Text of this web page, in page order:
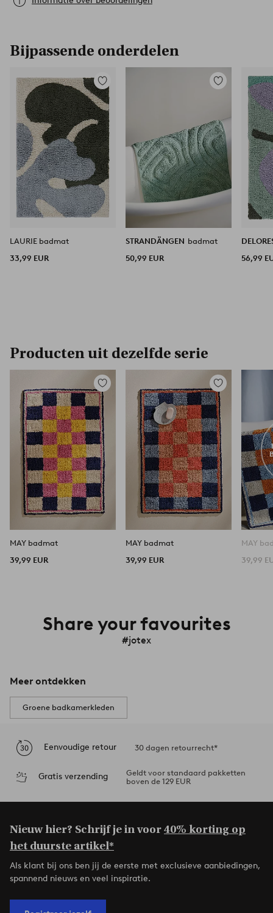
Bijpassende onderdelen
Toevoegen
aan
favorieten
LAURIE badmat
33,99 EUR
Toevoegen
favorieten
STRANDÄNGEN badmat
50,99 EUR
56,99
Producten uit dezelfde serie
Toevoegen
aan
favorieten
MAY badmat
39,99 EUR
Toevoegen
aan
favorieten
MAY badmat
39,99 EUR
MAY
39,99
Share your favourites
#jotex
Meer ontdekken
Groene badkamerkleden
Eenvoudige retour 30 dagen retourrecht*
Gratis verzending
Geldt voor standaard pakketten
boven de 129 EUR
Nieuw hier? Schrijf je in voor40% korting op
het duurste artikel*
Als klant bij ons ben jij de eerste met exclusieve aanbiedingen,
spannend nieuws en veel inspiratie.